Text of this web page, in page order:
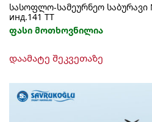
სასოფლო-სამეურნეო საბურავი
инд.141 ТТ
ფასი მოთხოვნილია
დაამატე შეკვეთაზე